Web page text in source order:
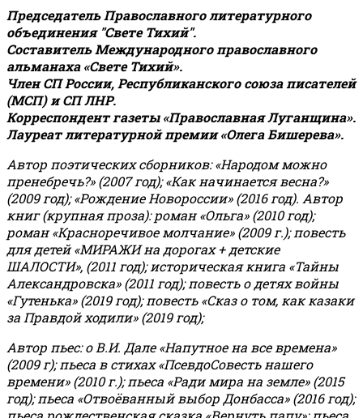
Председатель Православного литературного
объединения "Свете Тихий".
Составитель Международного православного
альманаха «Свете Тихий».
Член СП России, Республиканского союза писателей
(МСП) и СП ЛНР.
Корреспондент газеты «Православная Луганщина».
Лауреат литературной премии «Олега Бишерева».
Автор поэтических сборников: «Народом можно
пренебречь?» (2007 год); «Как начинается весна?»
(2009 год); «Рождение Новороссии» (2016 год). Автор
книг (крупная проза): роман «Ольга» (2010 год);
роман «Красноречивое молчание» (2009 г.); повесть
для детей «МИРАЖИ на дорогах + детские
ШАЛОСТИ», (2011 год); историческая книга «Тайны
Александровска» (2011 год); повесть о детях войны
«Гутенька» (2019 год); повесть «Сказ о том, как казаки
за Правдой ходили» (2019 год);
Автор пьес: о В.И. Дале «Напутное на все времена»
(2009 г); пьеса в стихах «ПсевдоСовесть нашего
времени» (2010 г.); пьеса «Ради мира на земле» (2015
год); пьеса «Отвоёванный выбор Донбасса» (2016 год);